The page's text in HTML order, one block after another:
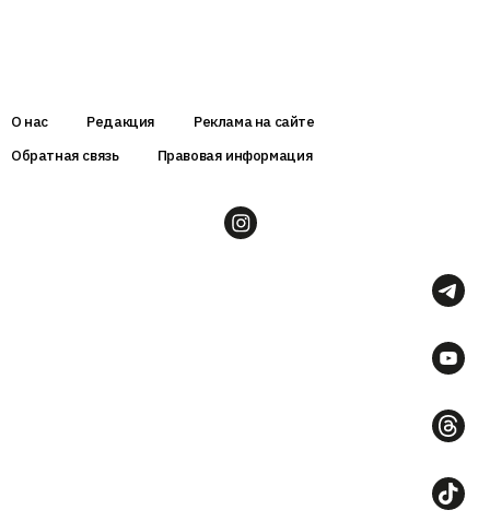
О нас Редакция
Реклама на сайте
Обратная связь
Правовая информация